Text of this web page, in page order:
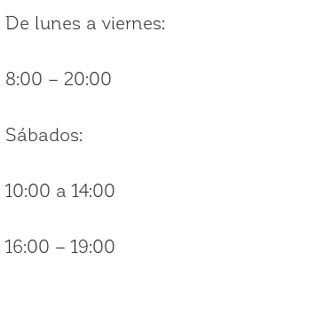
De lunes a viernes:
8:00 – 20:00
Sábados:
10:00 a 14:00
16:00 – 19:00